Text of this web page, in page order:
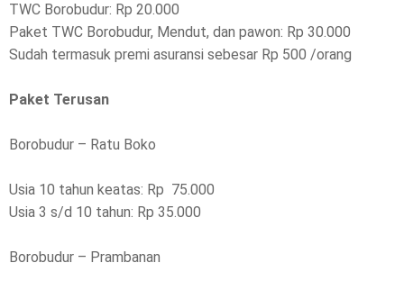
TWC Borobudur: Rp 20.000
Paket TWC Borobudur, Mendut, dan pawon: Rp 30.000
Sudah termasuk premi asuransi sebesar Rp 500 /orang
Paket Terusan
Borobudur – Ratu Boko
Usia 10 tahun keatas: Rp 75.000
Usia 3 s/d 10 tahun: Rp 35.000
Borobudur – Prambanan